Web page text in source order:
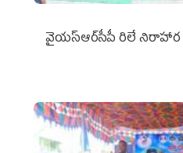
వైయ‌స్ఆర్‌సీపీ రిలే నిరాహార